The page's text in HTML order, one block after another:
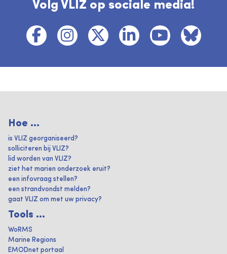
Volg VLIZ op sociale media!
Hoe ...
is VLIZ georganiseerd?
solliciteren bij VLIZ?
lid worden van VLIZ?
ziet het marien onderzoek eruit?
een infovraag stellen?
een strandvondst melden?
gaat VLIZ om met uw privacy?
Tools ...
WoRMS
Marine Regions
EMODnet portaal